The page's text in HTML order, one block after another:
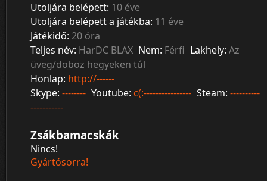
Utoljára belépett: 10 éve
Utoljára belépett a játékba: 11 éve
Játékidő: 20 óra
Teljes név: HarDC BLAX Nem: Férfi Lakhely: Az
üveg/doboz hegyeken túl
Honlap: http://------
Skype: -------- Youtube: c(:---------------- Steam: ----------
-----------
Zsákbamacskák
Nincs!
Gyártósorra!